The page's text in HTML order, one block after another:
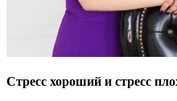
Стресс хороший и стресс